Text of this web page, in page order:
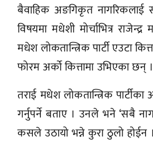
बैवाहिक अङगिकृत नागरिकलाई
विषयमा मधेशी मोर्चाभित्र
मधेश लोकतान्त्रिक पार्टी एउटा
फोरम अर्को कित्तामा उभिएका छन् ।
तराई मधेश लोकतान्त्रिक
गर्नुपर्ने बताए । उनले भने ‘सबै
कसले उठायो भन्ने कुरा ठुलो होईन